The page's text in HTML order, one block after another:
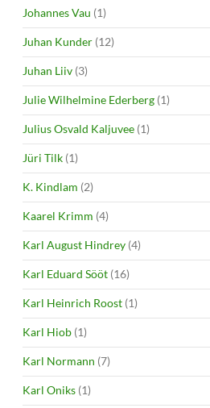
Johannes Vau (1)
Juhan Kunder (12)
Juhan Liiv (3)
Julie Wilhelmine Ederberg (1)
Julius Osvald Kaljuvee (1)
Jüri Tilk (1)
K. Kindlam (2)
Kaarel Krimm (4)
Karl August Hindrey (4)
Karl Eduard Sööt (16)
Karl Heinrich Roost (1)
Karl Hiob (1)
Karl Normann (7)
Karl Oniks (1)